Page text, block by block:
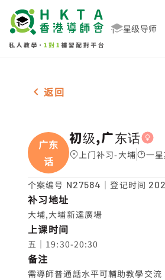
星级导师
女-1名 初级,广东话，大埔 补
返回
广东
话
初级,广东话
上门补习-大埔 一
个案编号 N27584 ｜登记时间
补习地址
大埔,大埔新達廣場
上课时间
五｜19:30-20:30
备注
需導師普通話水平可輔助教學交流